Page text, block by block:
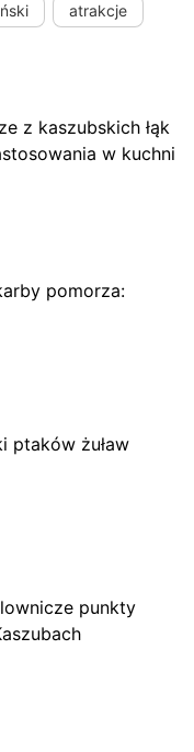
atrakcje
z kaszubskich łąk
w kuchni
pomorza:
ptaków żuław
punkty